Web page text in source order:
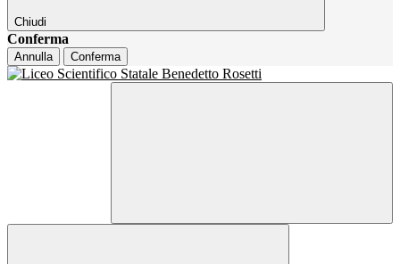
Chiudi
Conferma
Annulla Conferma